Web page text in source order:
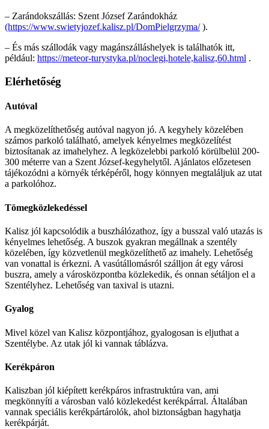
– Zarándokszállás: Szent József Zarándokház
(https://www.swietyjozef.kalisz.pl/DomPielgrzyma/).
– És más szállodák vagy magánszálláshelyek is találhatók itt,
például: https://meteor-turystyka.pl/noclegi,hotele,kalisz,60.html .
Elérhetőség
Autóval
A megközelíthetőség autóval nagyon jó. A kegyhely közelében
számos parkoló található, amelyek kényelmes megközelítést
biztosítanak az imahelyhez. A legközelebbi parkoló körülbelül 200-
300 méterre van a Szent József-kegyhelytől. Ajánlatos előzetesen
tájékozódni a környék térképéről, hogy könnyen megtaláljuk az utat
a parkolóhoz.
Tömegközlekedéssel
Kalisz jól kapcsolódik a buszhálózathoz, így a busszal való utazás is
kényelmes lehetőség. A buszok gyakran megállnak a szentély
közelében, így közvetlenül megközelíthető az imahely. Lehetőség
van vonattal is érkezni. A vasútállomásról szálljon át egy városi
buszra, amely a városközpontba közlekedik, és onnan sétáljon el a
Szentélyhez. Lehetőség van taxival is utazni.
Gyalog
Mivel közel van Kalisz központjához, gyalogosan is eljuthat a
Szentélybe. Az utak jól ki vannak táblázva.
Kerékpáron
Kaliszban jól kiépített kerékpáros infrastruktúra van, ami
megkönnyíti a városban való közlekedést kerékpárral. Általában
vannak speciális kerékpártárolók, ahol biztonságban hagyhatja
kerékpárját.